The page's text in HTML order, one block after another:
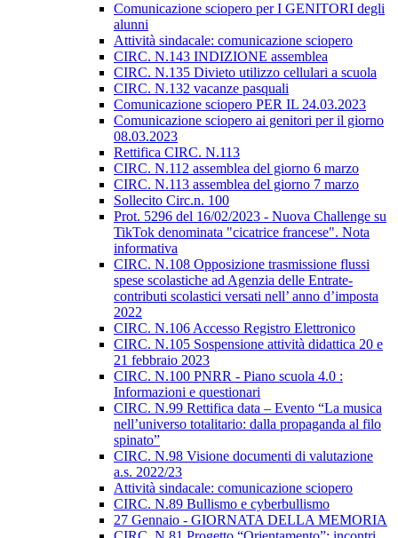
Comunicazione sciopero per I GENITORI degli
alunni
Attività sindacale: comunicazione sciopero
CIRC. N.143 INDIZIONE assemblea
CIRC. N.135 Divieto utilizzo cellulari a scuola
CIRC. N.132 vacanze pasquali
Comunicazione sciopero PER IL 24.03.2023
Comunicazione sciopero ai genitori per il giorno
08.03.2023
Rettifica CIRC. N.113
CIRC. N.112 assemblea del giorno 6 marzo
CIRC. N.113 assemblea del giorno 7 marzo
Sollecito Circ.n. 100
Prot. 5296 del 16/02/2023 - Nuova Challenge su
TikTok denominata "cicatrice francese". Nota
informativa
CIRC. N.108 Opposizione trasmissione flussi
spese scolastiche ad Agenzia delle Entrate-
contributi scolastici versati nell’ anno d’imposta
2022
CIRC. N.106 Accesso Registro Elettronico
CIRC. N.105 Sospensione attività didattica 20 e
21 febbraio 2023
CIRC. N.100 PNRR - Piano scuola 4.0 :
Informazioni e questionari
CIRC. N.99 Rettifica data – Evento “La musica
nell’universo totalitario: dalla propaganda al filo
spinato”
CIRC. N.98 Visione documenti di valutazione
a.s. 2022/23
Attività sindacale: comunicazione sciopero
CIRC. N.89 Bullismo e cyberbullismo
27 Gennaio - GIORNATA DELLA MEMORIA